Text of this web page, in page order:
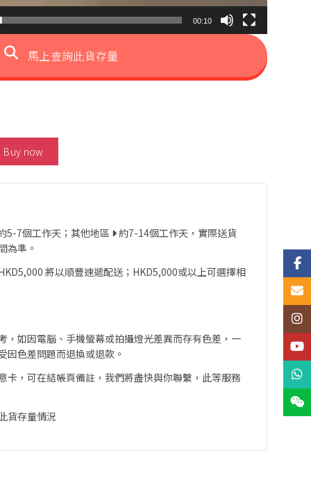
00:10
馬上查詢此貨存量
Tanzanite Ring 數量
Buy now
5-7個工作天；其他地區 約7-14個工作天，實際送貨
為準。
將以順豐速遞配送；HKD5,000或以上可選擇相
，如因電腦、手機螢幕或拍攝燈光差異而存有色差，一
因色差問題而退換或退款。
卡，可在結帳頁備註，我們將盡快與你聯繫，此等服務
貨存量情況
Email